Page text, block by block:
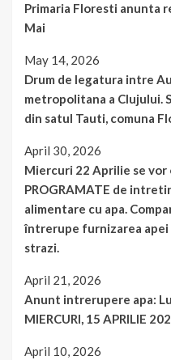
Primaria Floresti anunta
Mai
May 14, 2026
Drum de legatura intre
metropolitana a Clujului.
din satul Tauti, comuna
April 30, 2026
Miercuri 22 Aprilie se
PROGRAMATE de
alimentare cu apa.
întrerupe furnizarea
strazi.
April 21, 2026
Anunt intrerupere apa:
MIERCURI, 15 APRILIE
April 10, 2026